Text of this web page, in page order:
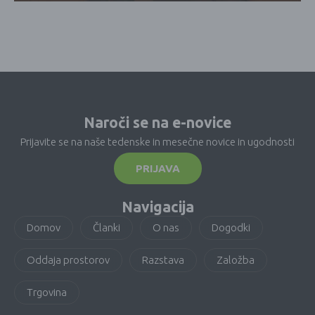
Naroči se na e-novice
Prijavite se na naše tedenske in mesečne novice in ugodnosti
PRIJAVA
Navigacija
Domov Članki O nas Dogodki
Oddaja prostorov Razstava Založba
Trgovina